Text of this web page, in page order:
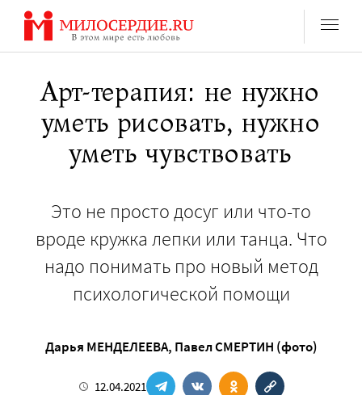
Перейти
содержанию
Арт-терапия: не нужно
уметь рисовать, нужно
уметь чувствовать
Это не просто досуг или что-то
вроде кружка лепки или танца. Что
надо понимать про новый метод
психологической помощи
Дарья МЕНДЕЛЕЕВА, Павел СМЕРТИН (фото)
12.04.2021